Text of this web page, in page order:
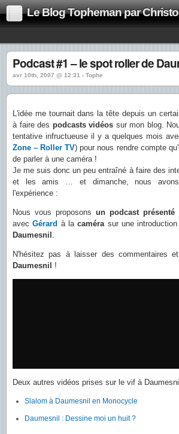
Le Blog Topheman par
Podcast #1 – le spot roller de
avr 10th, 2007 @ 12:31 › Tophe
L'idée me tournait dans la tête depuis un
à faire des podcasts vidéos sur mon blog.
tentative infructueuse il y a quelques mois
Zone – Roller TV) pour nous rendre compte
de parler à une caméra !
Je me suis donc un peu entraîné à faire des
et les amis … et dimanche, nous avons
l'expérience :
Nous vous proposons un podcast présenté
avecGérard à lacamérasur une
Daumesnil .
N'hésitez pas à laisser des commentaires
Daumesnil
!
Deux autres vidéos prises sur le vif à
Slalom à Daumesnil en Monocycle
Daumesnil : Dessine moi un huit ?